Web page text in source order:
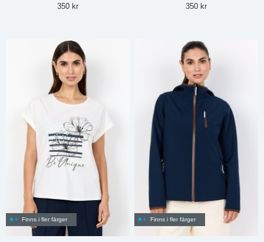
350 kr
350 kr
Finns i fler färger Finns i fler färger